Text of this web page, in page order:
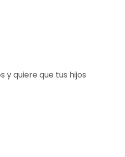
y quiere que tus hijos